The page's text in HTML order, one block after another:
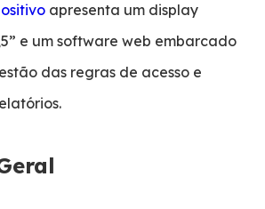
apresenta um display
e um software web embarcado
das regras de acesso e